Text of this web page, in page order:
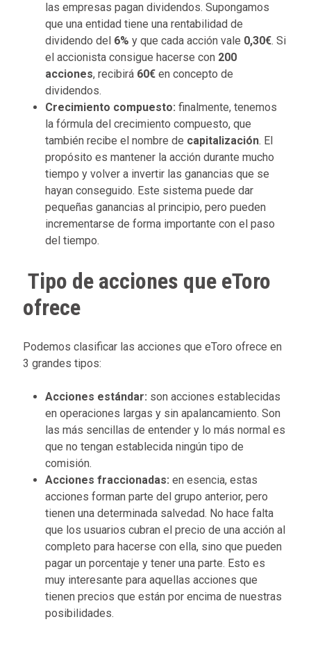
las empresas pagan dividendos. Supongamos
que una entidad tiene una rentabilidad de
dividendo del 6% y que cada acción vale 0,30€. Si
el accionista consigue hacerse con 200
acciones, recibirá 60€ en concepto de
dividendos.
Crecimiento compuesto:finalmente, tenemos
la fórmula del crecimiento compuesto, que
también recibe el nombre de capitalización. El
propósito es mantener la acción durante mucho
tiempo y volver a invertir las ganancias que se
hayan conseguido. Este sistema puede dar
pequeñas ganancias al principio, pero pueden
incrementarse de forma importante con el paso
del tiempo.
Tipo de acciones que eToro
ofrece
Podemos clasificar las acciones que eToro ofrece en
3 grandes tipos:
Acciones estándar: son acciones establecidas
en operaciones largas y sin apalancamiento. Son
las más sencillas de entender y lo más normal es
que no tengan establecida ningún tipo de
comisión.
Acciones fraccionadas:en esencia, estas
acciones forman parte del grupo anterior, pero
tienen una determinada salvedad. No hace falta
que los usuarios cubran el precio de una acción al
completo para hacerse con ella, sino que pueden
pagar un porcentaje y tener una parte. Esto es
muy interesante para aquellas acciones que
tienen precios que están por encima de nuestras
posibilidades.